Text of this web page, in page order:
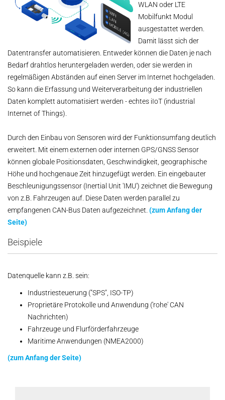
WLAN oder LTE
Mobilfunkt Modul
ausgestattet werden.
Damit lässt sich der
Datentransfer automatisieren. Entweder können die Daten je nach
Bedarf drahtlos heruntergeladen werden, oder sie werden in
regelmäßigen Abständen auf einen Server im Internet hochgeladen.
So kann die Erfassung und Weiterverarbeitung der industriellen
Daten komplett automatisiert werden - echtes iIoT (industrial
Internet of Things).
Durch den Einbau von Sensoren wird der Funktionsumfang deutlich
erweitert. Mit einem externen oder internen GPS/GNSS Sensor
können globale Positionsdaten, Geschwindigkeit, geographische
Höhe und hochgenaue Zeit hinzugefügt werden. Ein eingebauter
Beschleunigungssensor (Inertial Unit 'IMU') zeichnet die Bewegung
von z.B. Fahrzeugen auf. Diese Daten werden parallel zu
empfangenen CAN-Bus Daten aufgezeichnet. (zum Anfang der
Seite)
Beispiele
Datenquelle kann z.B. sein:
Industriesteuerung ("SPS", ISO-TP)
Proprietäre Protokolle und Anwendung ('rohe' CAN
Nachrichten)
Fahrzeuge und Flurförderfahrzeuge
Maritime Anwendungen (NMEA2000)
(zum Anfang der Seite)